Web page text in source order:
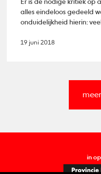
Er is de nodige kritiek op
alles eindeloos gedeeld
onduidelijkheid hierin:
ingewikkeld doen in een
19 juni 2018
in